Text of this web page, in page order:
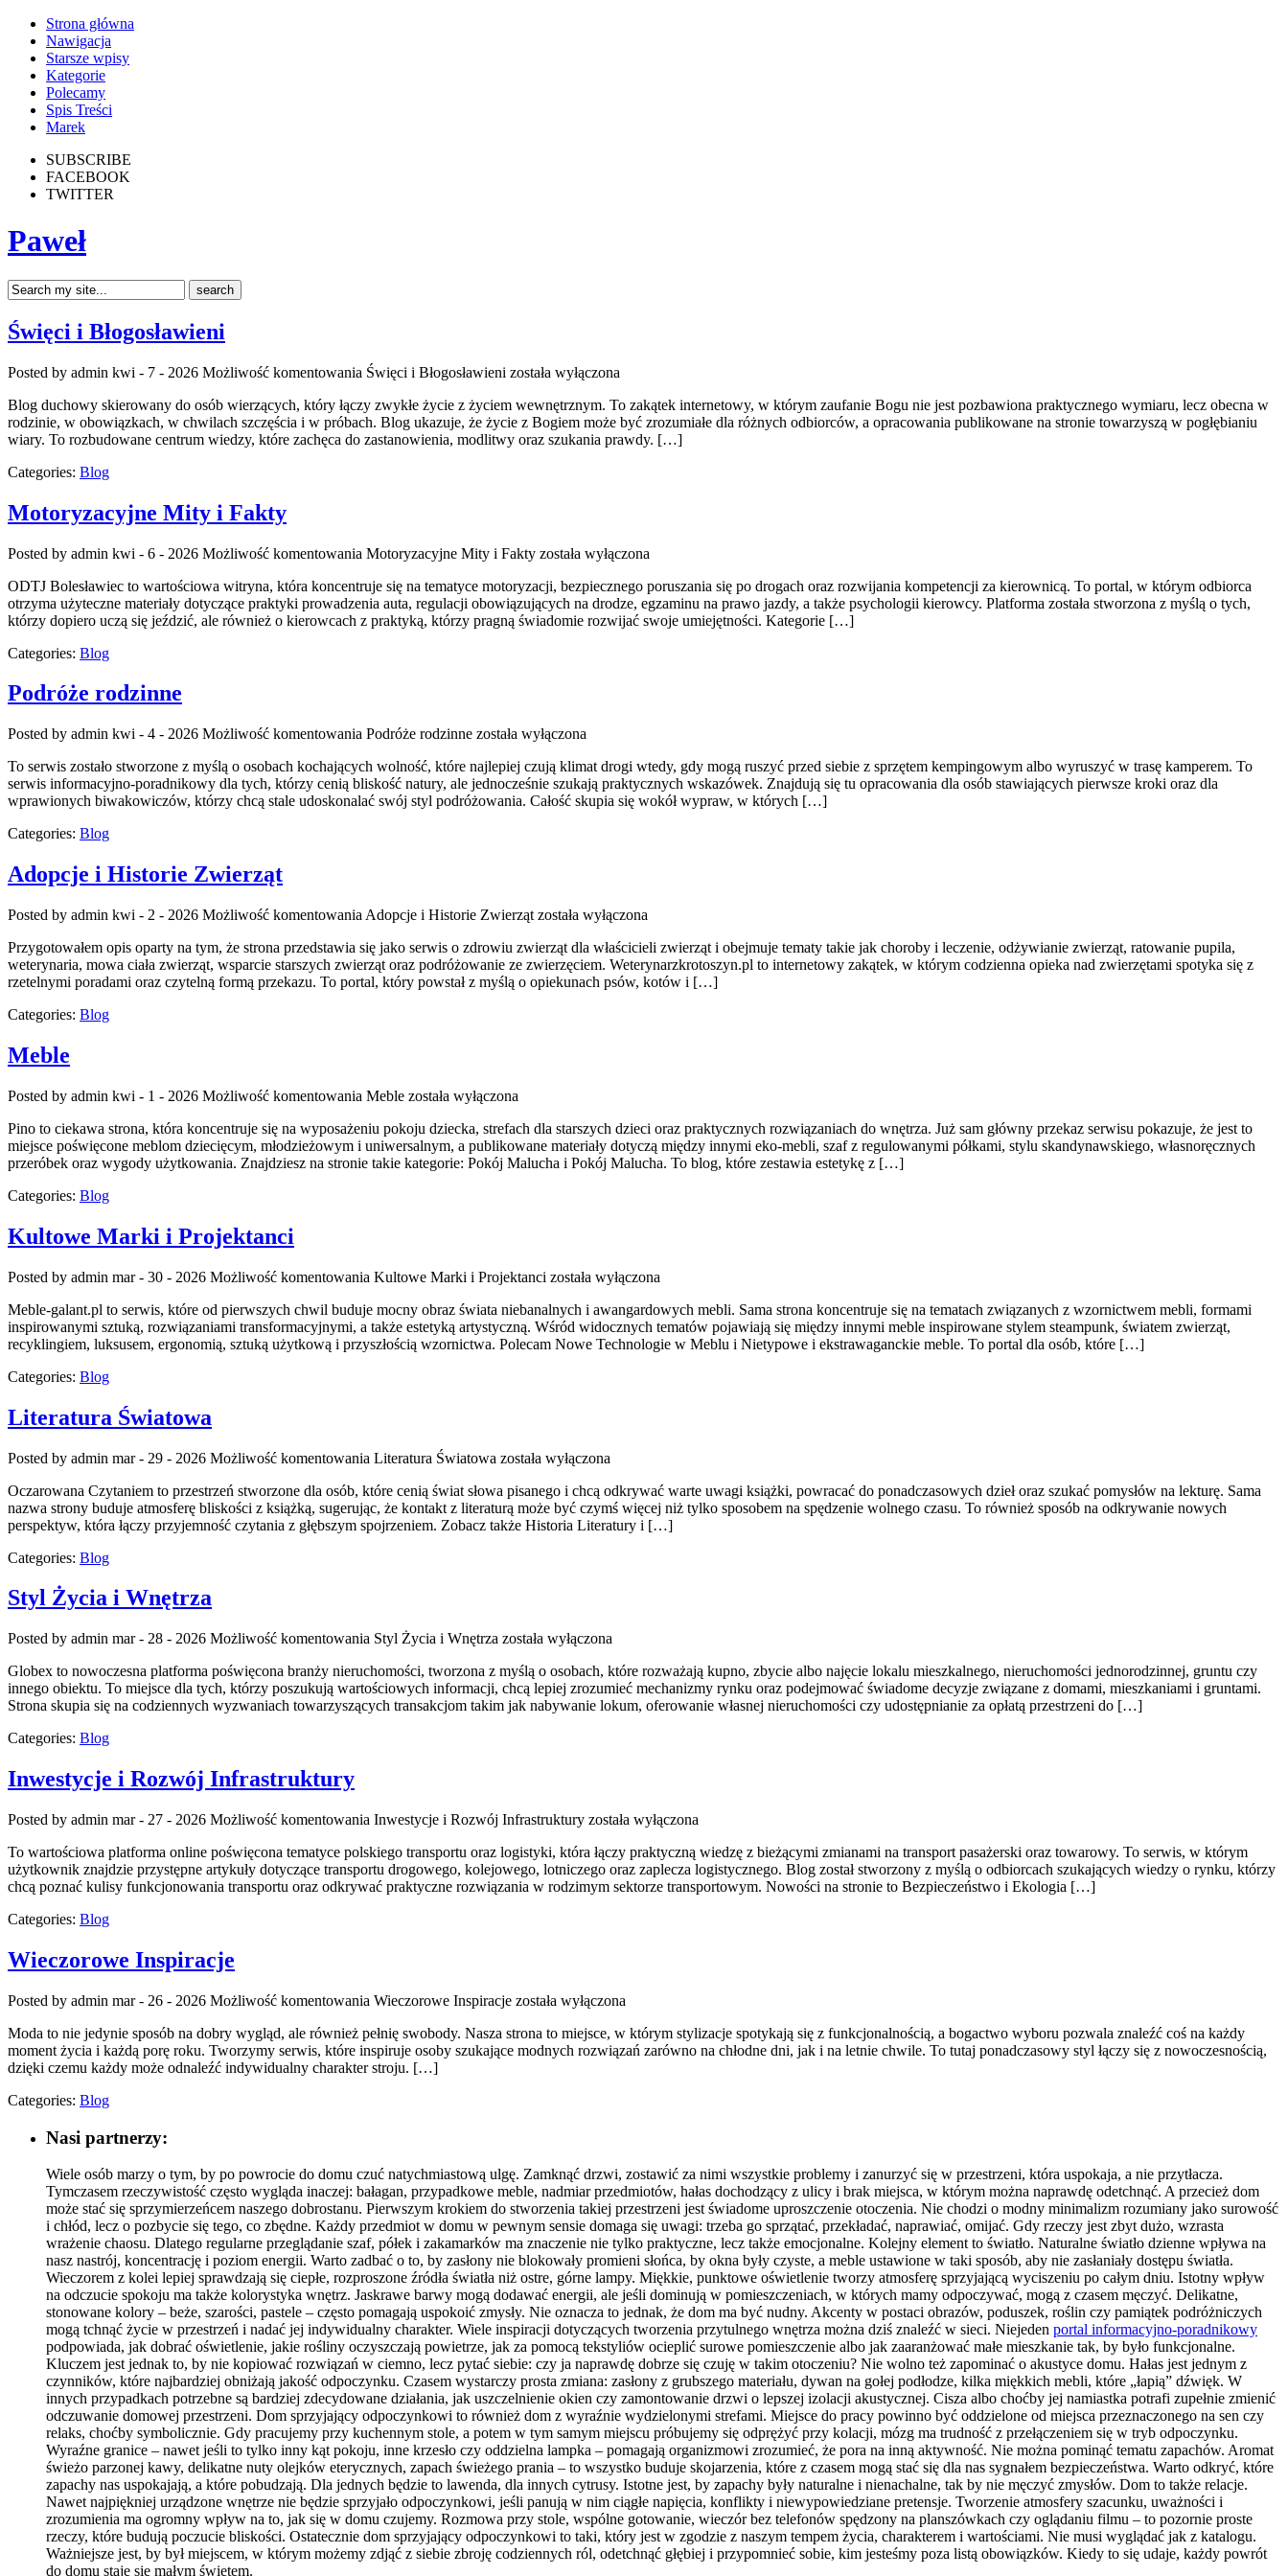
Strona główna
Nawigacja
Starsze wpisy
Kategorie
Polecamy
Spis Treści
Marek
SUBSCRIBE
FACEBOOK
TWITTER
Paweł
Święci i Błogosławieni
Posted by admin kwi - 7 - 2026 Możliwość komentowania Święci i Błogosławieni została wyłączona
Blog duchowy skierowany do osób wierzących, który łączy zwykłe życie z życiem wewnętrznym. To zakątek internetowy, w którym zaufanie Bogu nie jest pozbawiona praktycznego wymiaru, lecz obecna w
rodzinie, w obowiązkach, w chwilach szczęścia i w próbach. Blog ukazuje, że życie z Bogiem może być zrozumiałe dla różnych odbiorców, a opracowania publikowane na stronie towarzyszą w pogłębianiu
wiary. To rozbudowane centrum wiedzy, które zachęca do zastanowienia, modlitwy oraz szukania prawdy. […]
Categories: Blog
Motoryzacyjne Mity i Fakty
Posted by admin kwi - 6 - 2026 Możliwość komentowania Motoryzacyjne Mity i Fakty została wyłączona
ODTJ Bolesławiec to wartościowa witryna, która koncentruje się na tematyce motoryzacji, bezpiecznego poruszania się po drogach oraz rozwijania kompetencji za kierownicą. To portal, w którym odbiorca
otrzyma użyteczne materiały dotyczące praktyki prowadzenia auta, regulacji obowiązujących na drodze, egzaminu na prawo jazdy, a także psychologii kierowcy. Platforma została stworzona z myślą o tych,
którzy dopiero uczą się jeździć, ale również o kierowcach z praktyką, którzy pragną świadomie rozwijać swoje umiejętności. Kategorie […]
Categories: Blog
Podróże rodzinne
Posted by admin kwi - 4 - 2026 Możliwość komentowania Podróże rodzinne została wyłączona
To serwis zostało stworzone z myślą o osobach kochających wolność, które najlepiej czują klimat drogi wtedy, gdy mogą ruszyć przed siebie z sprzętem kempingowym albo wyruszyć w trasę kamperem. To
serwis informacyjno-poradnikowy dla tych, którzy cenią bliskość natury, ale jednocześnie szukają praktycznych wskazówek. Znajdują się tu opracowania dla osób stawiających pierwsze kroki oraz dla
wprawionych biwakowiczów, którzy chcą stale udoskonalać swój styl podróżowania. Całość skupia się wokół wypraw, w których […]
Categories: Blog
Adopcje i Historie Zwierząt
Posted by admin kwi - 2 - 2026 Możliwość komentowania Adopcje i Historie Zwierząt została wyłączona
Przygotowałem opis oparty na tym, że strona przedstawia się jako serwis o zdrowiu zwierząt dla właścicieli zwierząt i obejmuje tematy takie jak choroby i leczenie, odżywianie zwierząt, ratowanie pupila,
weterynaria, mowa ciała zwierząt, wsparcie starszych zwierząt oraz podróżowanie ze zwierzęciem. Weterynarzkrotoszyn.pl to internetowy zakątek, w którym codzienna opieka nad zwierzętami spotyka się z
rzetelnymi poradami oraz czytelną formą przekazu. To portal, który powstał z myślą o opiekunach psów, kotów i […]
Categories: Blog
Meble
Posted by admin kwi - 1 - 2026 Możliwość komentowania Meble została wyłączona
Pino to ciekawa strona, która koncentruje się na wyposażeniu pokoju dziecka, strefach dla starszych dzieci oraz praktycznych rozwiązaniach do wnętrza. Już sam główny przekaz serwisu pokazuje, że jest to
miejsce poświęcone meblom dziecięcym, młodzieżowym i uniwersalnym, a publikowane materiały dotyczą między innymi eko-mebli, szaf z regulowanymi półkami, stylu skandynawskiego, własnoręcznych
przeróbek oraz wygody użytkowania. Znajdziesz na stronie takie kategorie: Pokój Malucha i Pokój Malucha. To blog, które zestawia estetykę z […]
Categories: Blog
Kultowe Marki i Projektanci
Posted by admin mar - 30 - 2026 Możliwość komentowania Kultowe Marki i Projektanci została wyłączona
Meble-galant.pl to serwis, które od pierwszych chwil buduje mocny obraz świata niebanalnych i awangardowych mebli. Sama strona koncentruje się na tematach związanych z wzornictwem mebli, formami
inspirowanymi sztuką, rozwiązaniami transformacyjnymi, a także estetyką artystyczną. Wśród widocznych tematów pojawiają się między innymi meble inspirowane stylem steampunk, światem zwierząt,
recyklingiem, luksusem, ergonomią, sztuką użytkową i przyszłością wzornictwa. Polecam Nowe Technologie w Meblu i Nietypowe i ekstrawaganckie meble. To portal dla osób, które […]
Categories: Blog
Literatura Światowa
Posted by admin mar - 29 - 2026 Możliwość komentowania Literatura Światowa została wyłączona
Oczarowana Czytaniem to przestrzeń stworzone dla osób, które cenią świat słowa pisanego i chcą odkrywać warte uwagi książki, powracać do ponadczasowych dzieł oraz szukać pomysłów na lekturę. Sama
nazwa strony buduje atmosferę bliskości z książką, sugerując, że kontakt z literaturą może być czymś więcej niż tylko sposobem na spędzenie wolnego czasu. To również sposób na odkrywanie nowych
perspektyw, która łączy przyjemność czytania z głębszym spojrzeniem. Zobacz także Historia Literatury i […]
Categories: Blog
Styl Życia i Wnętrza
Posted by admin mar - 28 - 2026 Możliwość komentowania Styl Życia i Wnętrza została wyłączona
Globex to nowoczesna platforma poświęcona branży nieruchomości, tworzona z myślą o osobach, które rozważają kupno, zbycie albo najęcie lokalu mieszkalnego, nieruchomości jednorodzinnej, gruntu czy
innego obiektu. To miejsce dla tych, którzy poszukują wartościowych informacji, chcą lepiej zrozumieć mechanizmy rynku oraz podejmować świadome decyzje związane z domami, mieszkaniami i gruntami.
Strona skupia się na codziennych wyzwaniach towarzyszących transakcjom takim jak nabywanie lokum, oferowanie własnej nieruchomości czy udostępnianie za opłatą przestrzeni do […]
Categories: Blog
Inwestycje i Rozwój Infrastruktury
Posted by admin mar - 27 - 2026 Możliwość komentowania Inwestycje i Rozwój Infrastruktury została wyłączona
To wartościowa platforma online poświęcona tematyce polskiego transportu oraz logistyki, która łączy praktyczną wiedzę z bieżącymi zmianami na transport pasażerski oraz towarowy. To serwis, w którym
użytkownik znajdzie przystępne artykuły dotyczące transportu drogowego, kolejowego, lotniczego oraz zaplecza logistycznego. Blog został stworzony z myślą o odbiorcach szukających wiedzy o rynku, którzy
chcą poznać kulisy funkcjonowania transportu oraz odkrywać praktyczne rozwiązania w rodzimym sektorze transportowym. Nowości na stronie to Bezpieczeństwo i Ekologia […]
Categories: Blog
Wieczorowe Inspiracje
Posted by admin mar - 26 - 2026 Możliwość komentowania Wieczorowe Inspiracje została wyłączona
Moda to nie jedynie sposób na dobry wygląd, ale również pełnię swobody. Nasza strona to miejsce, w którym stylizacje spotykają się z funkcjonalnością, a bogactwo wyboru pozwala znaleźć coś na każdy
moment życia i każdą porę roku. Tworzymy serwis, które inspiruje osoby szukające modnych rozwiązań zarówno na chłodne dni, jak i na letnie chwile. To tutaj ponadczasowy styl łączy się z nowoczesnością,
dzięki czemu każdy może odnaleźć indywidualny charakter stroju. […]
Categories: Blog
Nasi partnerzy:
Wiele osób marzy o tym, by po powrocie do domu czuć natychmiastową ulgę. Zamknąć drzwi, zostawić za nimi wszystkie problemy i zanurzyć się w przestrzeni, która uspokaja, a nie przytłacza.
Tymczasem rzeczywistość często wygląda inaczej: bałagan, przypadkowe meble, nadmiar przedmiotów, hałas dochodzący z ulicy i brak miejsca, w którym można naprawdę odetchnąć. A przecież dom
może stać się sprzymierzeńcem naszego dobrostanu. Pierwszym krokiem do stworzenia takiej przestrzeni jest świadome uproszczenie otoczenia. Nie chodzi o modny minimalizm rozumiany jako surowość
i chłód, lecz o pozbycie się tego, co zbędne. Każdy przedmiot w domu w pewnym sensie domaga się uwagi: trzeba go sprzątać, przekładać, naprawiać, omijać. Gdy rzeczy jest zbyt dużo, wzrasta
wrażenie chaosu. Dlatego regularne przeglądanie szaf, półek i zakamarków ma znaczenie nie tylko praktyczne, lecz także emocjonalne. Kolejny element to światło. Naturalne światło dzienne wpływa na
nasz nastrój, koncentrację i poziom energii. Warto zadbać o to, by zasłony nie blokowały promieni słońca, by okna były czyste, a meble ustawione w taki sposób, aby nie zasłaniały dostępu światła.
Wieczorem z kolei lepiej sprawdzają się ciepłe, rozproszone źródła światła niż ostre, górne lampy. Miękkie, punktowe oświetlenie tworzy atmosferę sprzyjającą wyciszeniu po całym dniu. Istotny wpływ
na odczucie spokoju ma także kolorystyka wnętrz. Jaskrawe barwy mogą dodawać energii, ale jeśli dominują w pomieszczeniach, w których mamy odpoczywać, mogą z czasem męczyć. Delikatne,
stonowane kolory – beże, szarości, pastele – często pomagają uspokoić zmysły. Nie oznacza to jednak, że dom ma być nudny. Akcenty w postaci obrazów, poduszek, roślin czy pamiątek podróżniczych
mogą tchnąć życie w przestrzeń i nadać jej indywidualny charakter. Wiele inspiracji dotyczących tworzenia przytulnego wnętrza można dziś znaleźć w sieci. Niejeden portal informacyjno-poradnikowy
podpowiada, jak dobrać oświetlenie, jakie rośliny oczyszczają powietrze, jak za pomocą tekstyliów ocieplić surowe pomieszczenie albo jak zaaranżować małe mieszkanie tak, by było funkcjonalne.
Kluczem jest jednak to, by nie kopiować rozwiązań w ciemno, lecz pytać siebie: czy ja naprawdę dobrze się czuję w takim otoczeniu? Nie wolno też zapominać o akustyce domu. Hałas jest jednym z
czynników, które najbardziej obniżają jakość odpoczynku. Czasem wystarczy prosta zmiana: zasłony z grubszego materiału, dywan na gołej podłodze, kilka miękkich mebli, które „łapią” dźwięk. W
innych przypadkach potrzebne są bardziej zdecydowane działania, jak uszczelnienie okien czy zamontowanie drzwi o lepszej izolacji akustycznej. Cisza albo choćby jej namiastka potrafi zupełnie zmienić
odczuwanie domowej przestrzeni. Dom sprzyjający odpoczynkowi to również dom z wyraźnie wydzielonymi strefami. Miejsce do pracy powinno być oddzielone od miejsca przeznaczonego na sen czy
relaks, choćby symbolicznie. Gdy pracujemy przy kuchennym stole, a potem w tym samym miejscu próbujemy się odprężyć przy kolacji, mózg ma trudność z przełączeniem się w tryb odpoczynku.
Wyraźne granice – nawet jeśli to tylko inny kąt pokoju, inne krzesło czy oddzielna lampka – pomagają organizmowi zrozumieć, że pora na inną aktywność. Nie można pominąć tematu zapachów. Aromat
świeżo parzonej kawy, delikatne nuty olejków eterycznych, zapach świeżego prania – to wszystko buduje skojarzenia, które z czasem mogą stać się dla nas sygnałem bezpieczeństwa. Warto odkryć, które
zapachy nas uspokajają, a które pobudzają. Dla jednych będzie to lawenda, dla innych cytrusy. Istotne jest, by zapachy były naturalne i nienachalne, tak by nie męczyć zmysłów. Dom to także relacje.
Nawet najpiękniej urządzone wnętrze nie będzie sprzyjało odpoczynkowi, jeśli panują w nim ciągłe napięcia, konflikty i niewypowiedziane pretensje. Tworzenie atmosfery szacunku, uważności i
zrozumienia ma ogromny wpływ na to, jak się w domu czujemy. Rozmowa przy stole, wspólne gotowanie, wieczór bez telefonów spędzony na planszówkach czy oglądaniu filmu – to pozornie proste
rzeczy, które budują poczucie bliskości. Ostatecznie dom sprzyjający odpoczynkowi to taki, który jest w zgodzie z naszym tempem życia, charakterem i wartościami. Nie musi wyglądać jak z katalogu.
Ważniejsze jest, by był miejscem, w którym możemy zdjąć z siebie zbroję codziennych ról, odetchnąć głębiej i przypomnieć sobie, kim jesteśmy poza listą obowiązków. Kiedy to się udaje, każdy powrót
do domu staje się małym świętem.